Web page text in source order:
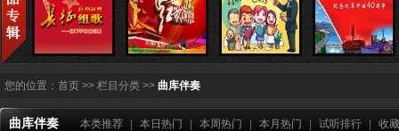
您的位置： 首页 >> 栏目分类 >> 曲库伴奏
曲库伴奏 本类推荐 本日热门 本周热门 本月热门 试听排行 收